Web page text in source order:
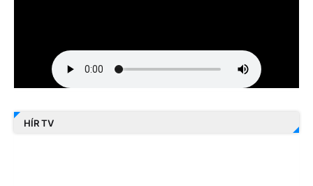
HÍR TV